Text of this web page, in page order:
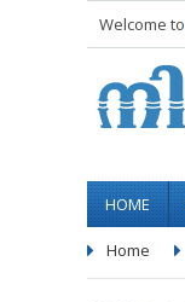
Welcome to
HOME
Home